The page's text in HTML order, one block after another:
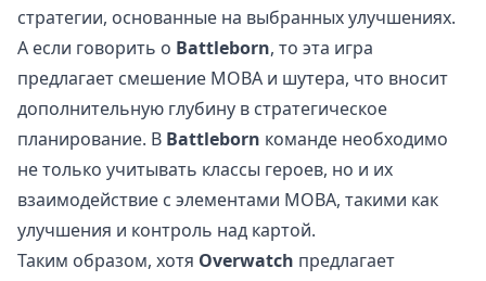
стратегии, основанные на выбранных улучшениях.
А если говорить о Battleborn, то эта игра
предлагает смешение MOBA и шутера, что вносит
дополнительную глубину в стратегическое
планирование. В Battleborn команде необходимо
не только учитывать классы героев, но и их
взаимодействие с элементами MOBA, такими как
улучшения и контроль над картой.
Таким образом, хотя Overwatch предлагает